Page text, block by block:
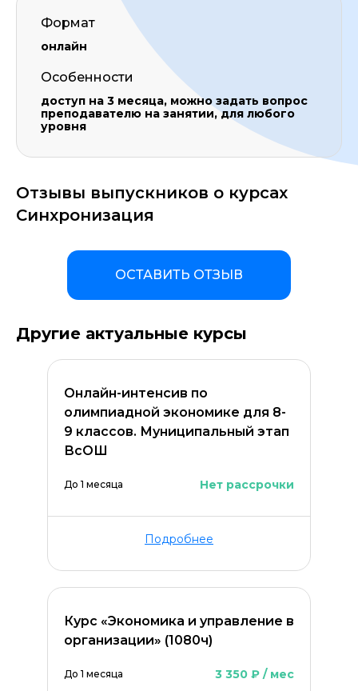
Формат
онлайн
Особенности
доступ на 3 месяца, можно задать вопрос
преподавателю на занятии, для любого
уровня
Отзывы выпускников о курсах
Синхронизация
ОСТАВИТЬ ОТЗЫВ
Другие актуальные курсы
Онлайн-интенсив по
олимпиадной экономике для 8-
9 классов. Муниципальный этап
ВсОШ
До 1 месяца Нет рассрочки
Подробнее
Курс «Экономика и управление в
организации» (1080ч)
До 1 месяца 3 350 ₽ / мес